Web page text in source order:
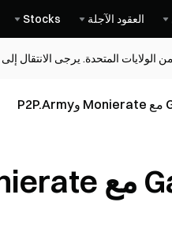
العقود الآجلة Stocks
الولايات المتحدة. يرجى الانتقال